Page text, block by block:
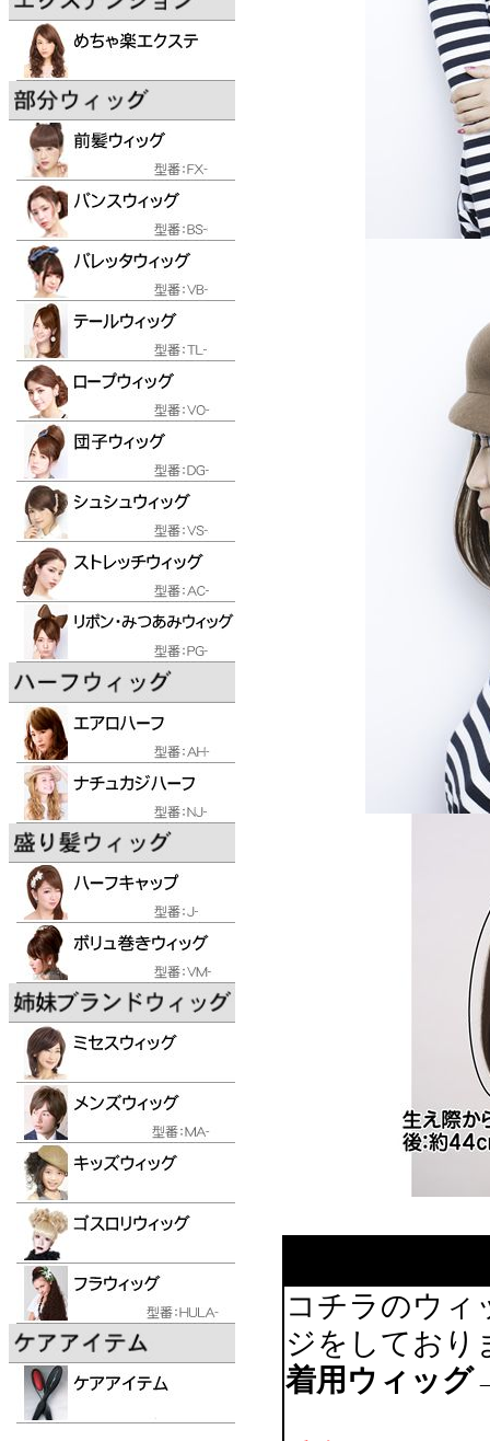
コチラのウィ
ジをしており
着用ウィッグ